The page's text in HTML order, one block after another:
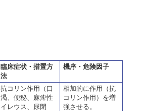
臨床症状・措置方
法
機序・危険因子
抗コリン作用（口
渇、便秘、麻痺性
イレウス、尿閉
相加的に作用（抗
コリン作用）を増
強させる。